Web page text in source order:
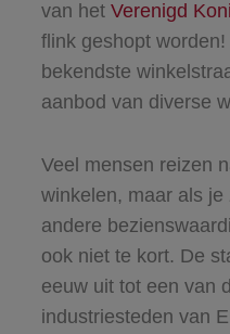
van het Verenigd
flink geshopt
bekendste
aanbod van diverse
Veel mensen reizen
winkelen, maar als
andere
ook niet te kort. De
eeuw uit tot een van
industriesteden van